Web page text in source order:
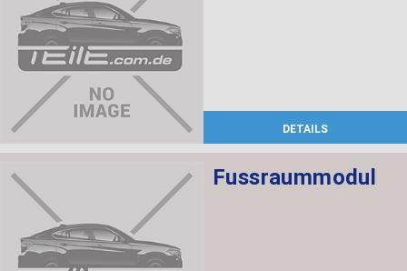
DETAILS
Fussraummodul